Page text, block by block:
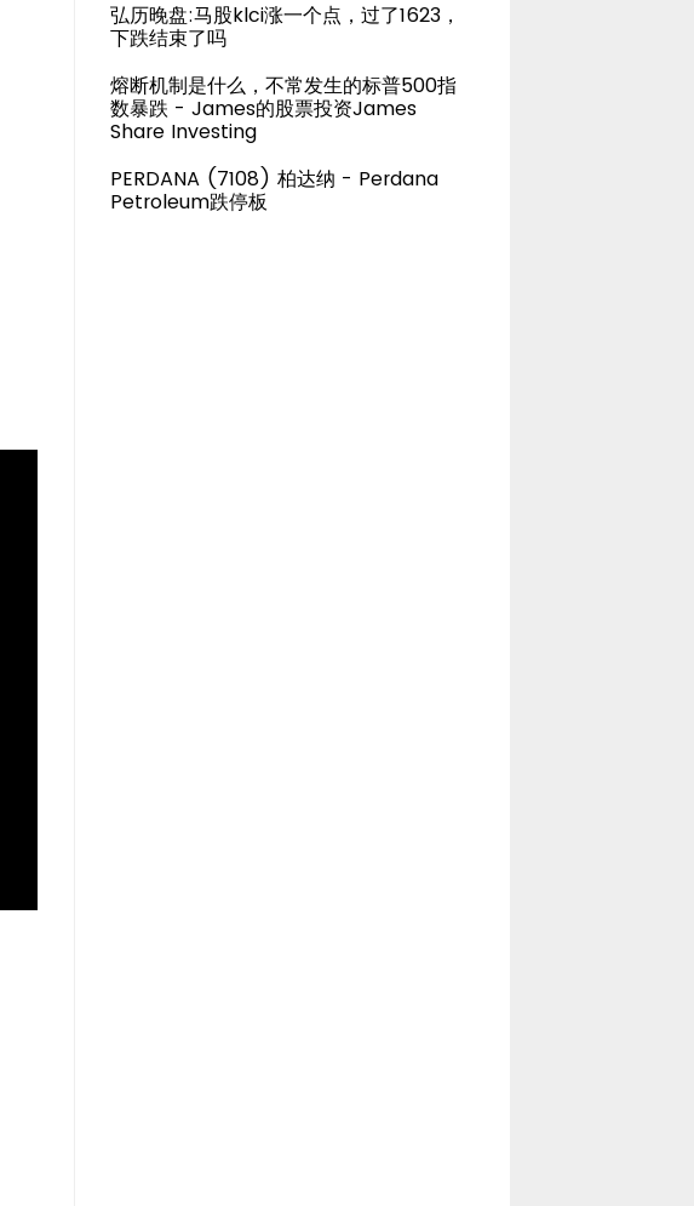
弘历晚盘:马股klci涨一个点，过了1623，
下跌结束了吗
熔断机制是什么，不常发生的标普500指
数暴跌 - James的股票投资James
Share Investing
PERDANA (7108) 柏达纳 - Perdana
Petroleum跌停板